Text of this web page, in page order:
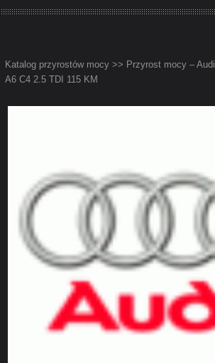
Katalog przyrostów mocy >> Przyrost mocy – Audi
A6 C4 2.5 TDI 115 KM